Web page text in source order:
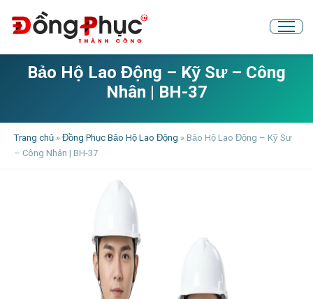
Bảo Hộ Lao Động – Kỹ Sư – Công
Nhân | BH-37
Trang chủ » Đồng Phục Bảo Hộ Lao Động » Bảo Hộ Lao Động – Kỹ Sư
– Công Nhân | BH-37